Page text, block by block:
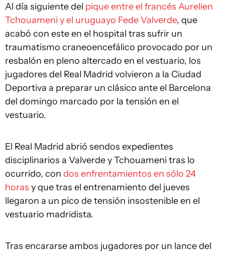
Al día siguiente del pique entre el francés Aurelien
Tchouameni y el uruguayo Fede Valverde, que
acabó con este en el hospital tras sufrir un
traumatismo craneoencefálico provocado por un
resbalón en pleno altercado en el vestuario, los
jugadores del Real Madrid volvieron a la Ciudad
Deportiva a preparar un clásico ante el Barcelona
del domingo marcado por la tensión en el
vestuario.
El Real Madrid abrió sendos expedientes
disciplinarios a Valverde y Tchouameni tras lo
ocurrido, con dos enfrentamientos en sólo 24
horas y que tras el entrenamiento del jueves
llegaron a un pico de tensión insostenible en el
vestuario madridista.
Tras encararse ambos jugadores por un lance del